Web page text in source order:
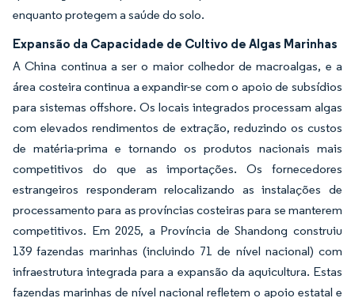
enquanto protegem a saúde do solo.
Expansão da Capacidade de Cultivo de Algas Marinhas
A China continua a ser o maior colhedor de macroalgas, e a
área costeira continua a expandir-se com o apoio de subsídios
para sistemas offshore. Os locais integrados processam algas
com elevados rendimentos de extração, reduzindo os custos
de matéria-prima e tornando os produtos nacionais mais
competitivos do que as importações. Os fornecedores
estrangeiros responderam relocalizando as instalações de
processamento para as províncias costeiras para se manterem
competitivos. Em 2025, a Província de Shandong construiu
139 fazendas marinhas (incluindo 71 de nível nacional) com
infraestrutura integrada para a expansão da aquicultura. Estas
fazendas marinhas de nível nacional refletem o apoio estatal e